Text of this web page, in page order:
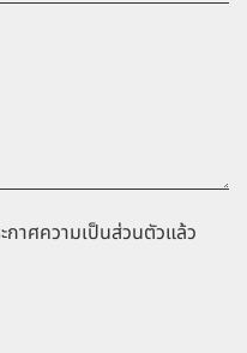
กาศความเป็นส่วนตัวแล้ว